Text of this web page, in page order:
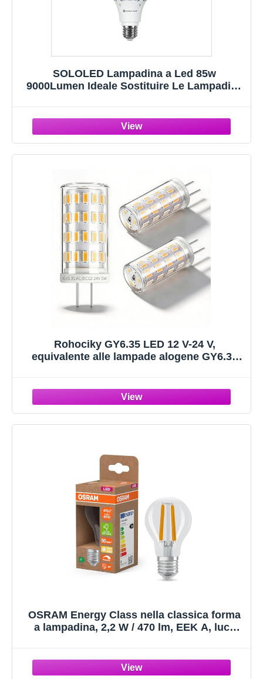
SOLOLED Lampadina a Led 85w
9000Lumen Ideale Sostituire Le Lampadine
2700K)
Rohociky GY6.35 LED 12 V-24 V,
equivalente alle lampade alogene GY6.35
dimmerabile, confezione da 3
OSRAM Energy Class nella classica forma
a lampadina, 2,2 W / 470 lm, EEK A, luce
E27, IP20, 60 mm DM, dim, 6 pacchi